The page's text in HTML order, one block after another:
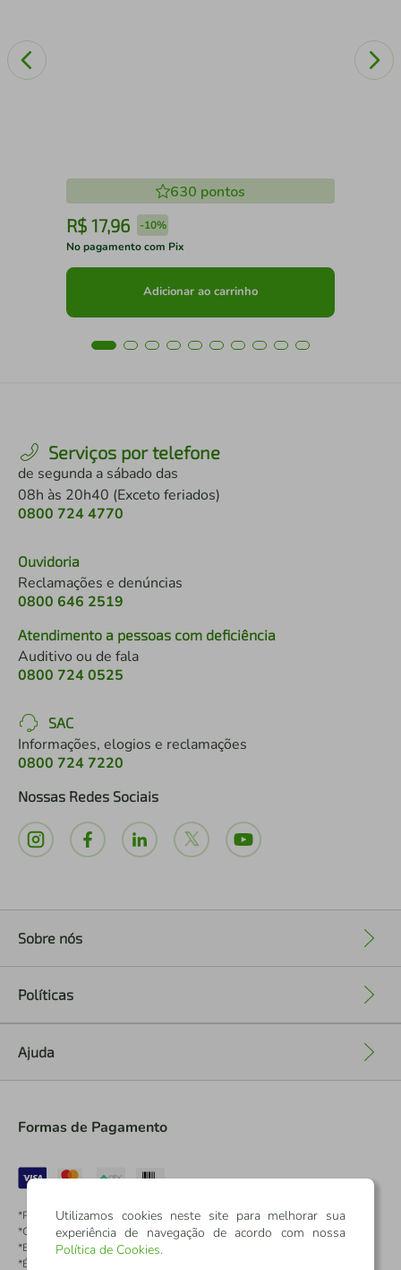
630 pontos
R$ 17,96 -10%
No pagamento com Pix
Adicionar ao carrinho
Serviços por telefone
de segunda a sábado das
08h às 20h40 (Exceto feriados)
0800 724 4770
Ouvidoria
Reclamações e denúncias
0800 646 2519
Atendimento a pessoas com deficiência
Auditivo ou de fala
0800 724 0525
SAC
Informações, elogios e reclamações
0800 724 7220
Nossas Redes Sociais
Sobre nós
Políticas
Ajuda
Formas de Pagamento
*Pontos dos Cartões Sicredi
*Cartões Sicredi
*Boleto exclusivo para associados PJ
*É vedada a cobrança de preço superior, valor ou encargo adicional para
Utilizamos cookies neste site para melhorar sua
experiência de navegação de acordo com nossa
Política de Cookies.